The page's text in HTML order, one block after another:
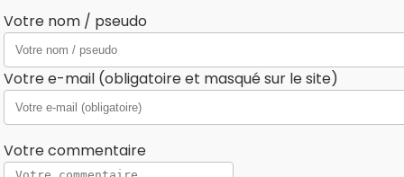
Votre nom / pseudo
Votre e-mail (obligatoire et masqué sur le site)
Votre commentaire